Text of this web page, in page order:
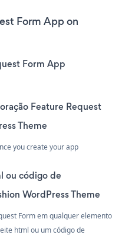
Form App on
Form App
Feature Request
Theme
you create your app
ou código de
WordPress Theme
Form em qualquer elemento
html ou um código de